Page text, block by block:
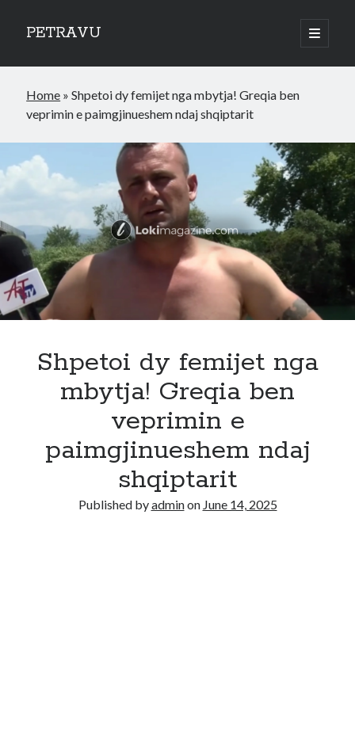
PETRAVU
open
primary
Sidebar
Bank
Credit Cards
World
Home »Shpetoi dy femijet nga mbytja! Greqia ben
veprimin e paimgjinueshem ndaj shqiptarit
Shpetoi dy femijet nga
mbytja! Greqia ben
veprimin e
paimgjinueshem ndaj
shqiptarit
Published byadminon June 14, 2025